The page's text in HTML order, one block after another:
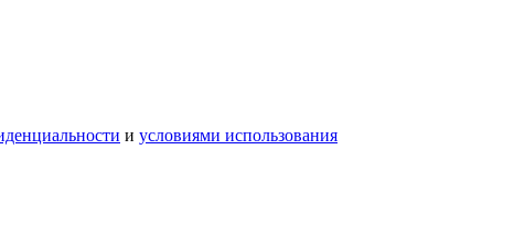
и условиями использования